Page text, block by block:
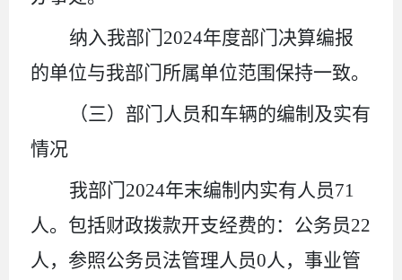
纳入我部门2024年度部门决算编报
的单位与我部门所属单位范围保持一致。
（三）部门人员和车辆的编制及实有
情况
我部门2024年末编制内实有人员71
人。包括财政拨款开支经费的：公务员22
人，参照公务员法管理人员0 人，事业管